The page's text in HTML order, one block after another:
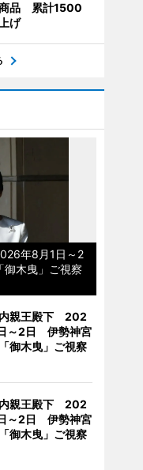
商品 累計1500
げ
年8月1日～2
木曳」ご視察
親王殿下 202
～2日 伊勢神宮
御木曳」ご視察
親王殿下 202
～2日 伊勢神宮
御木曳」ご視察